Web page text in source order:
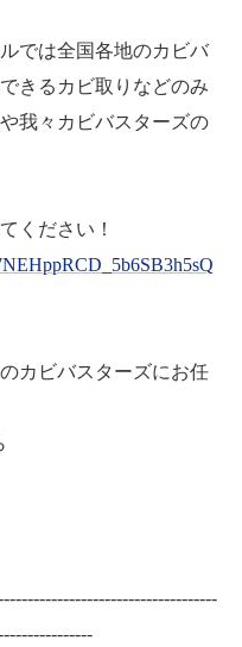
では全国各地のカビバ
きるカビ取りなどのみ
我々カビバスターズの
ください！
カビバスターズにお任